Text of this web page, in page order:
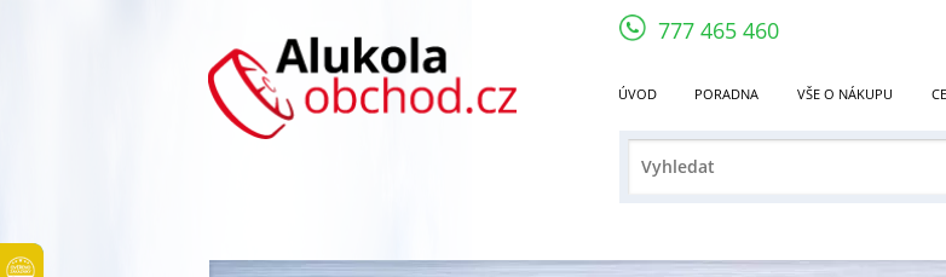
777 465 460
ÚVOD PORADNA VŠE O NÁKUPU